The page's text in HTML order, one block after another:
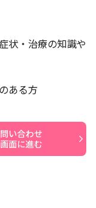
状・治療の知識や
ある方
問い合わせ
画面に進む